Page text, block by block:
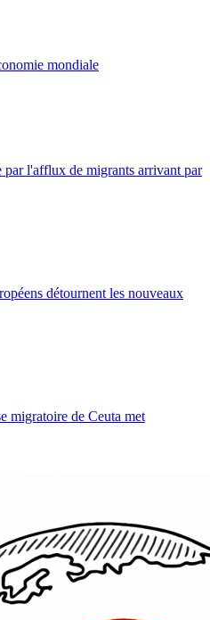
mondiale
par l'afflux de migrants arrivant par
détournent les nouveaux
migratoire de Ceuta met